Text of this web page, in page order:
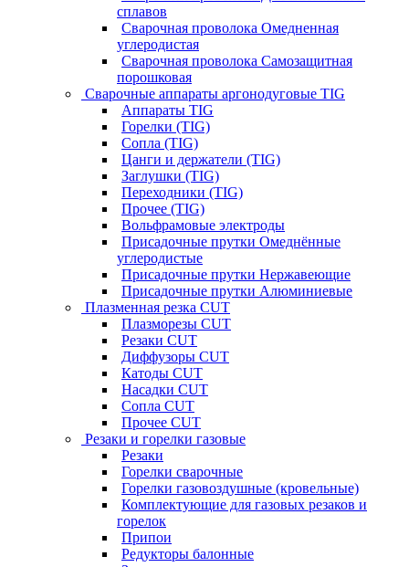
сплавов
Сварочная проволока Омедненная
углеродистая
Сварочная проволока Самозащитная
порошковая
Сварочные аппараты аргонодуговые TIG
Аппараты TIG
Горелки (TIG)
Сопла (TIG)
Цанги и держатели (TIG)
Заглушки (TIG)
Переходники (TIG)
Прочее (TIG)
Вольфрамовые электроды
Присадочные прутки Омеднённые
углеродистые
Присадочные прутки Нержавеющие
Присадочные прутки Алюминиевые
Плазменная резка CUT
Плазморезы CUT
Резаки CUT
Диффузоры CUT
Катоды CUT
Насадки CUT
Сопла CUT
Прочее CUT
Резаки и горелки газовые
Резаки
Горелки сварочные
Горелки газовоздушные (кровельные)
Комплектующие для газовых резаков и
горелок
Припои
Редукторы балонные